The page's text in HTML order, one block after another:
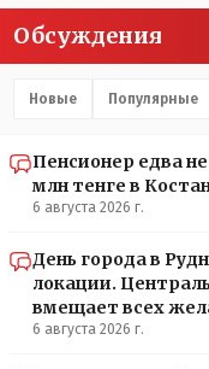
Обсуждения
Новые Популярные
Пенсионер едва
млн тенге в
6 августа 2026 г.
День города в
локации.
вмещает всех
6 августа 2026 г.